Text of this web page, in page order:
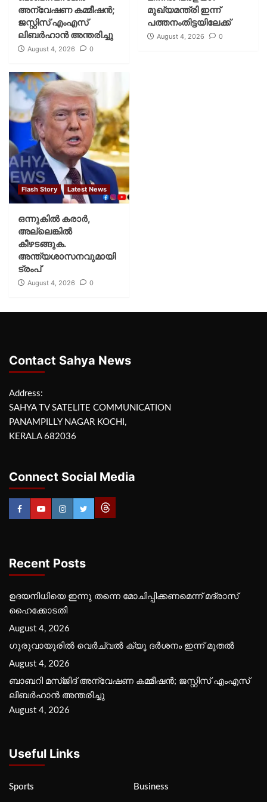
അന്വേഷണ കമ്മീഷന്‍;
ജസ്റ്റിസ് എംഎസ്
ലിബര്‍ഹാന്‍ അന്തരിച്ചു
August 4, 2026 0
മുഖ്യമന്ത്രി ഇന്ന്
പത്തനംതിട്ടയിലേക്ക്
August 4, 2026 0
Flash Story Latest News
ഒന്നുകില്‍ കരാര്‍,
അല്ലെങ്കില്‍
കീഴടങ്ങുക.
അന്ത്യശാസനവുമായി
ട്രംപ്
August 4, 2026 0
Contact Sahya News
Address:
SAHYA TV SATELITE COMMUNICATION
PANAMPILLY NAGAR KOCHI,
KERALA 682036
Connect Social Media
Recent Posts
ഉദയനിധിയെ ഇന്നു തന്നെ മോചിപ്പിക്കണമെന്ന് മദ്രാസ്
ഹൈക്കോടതി
August 4, 2026
ഗുരുവായൂരില്‍ വെര്‍ച്വല്‍ ക്യൂ ദര്‍ശനം ഇന്ന് മുതല്‍
August 4, 2026
ബാബറി മസ്ജിദ് അന്വേഷണ കമ്മീഷന്‍; ജസ്റ്റിസ് എംഎസ്
ലിബര്‍ഹാന്‍ അന്തരിച്ചു
August 4, 2026
Useful Links
Sports Business